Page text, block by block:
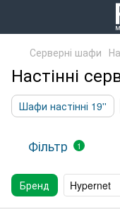
Серверні шафи
Настінні
Шафи настінні 19''
Фільтр 1
Бренд Hypernet